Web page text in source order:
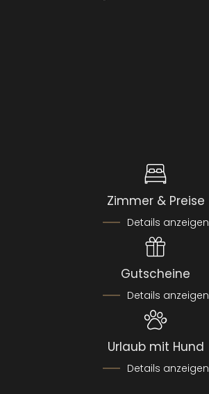
Zimmer & Preise
Details anzeigen
Gutscheine
Details anzeigen
Urlaub mit Hund
Details anzeigen